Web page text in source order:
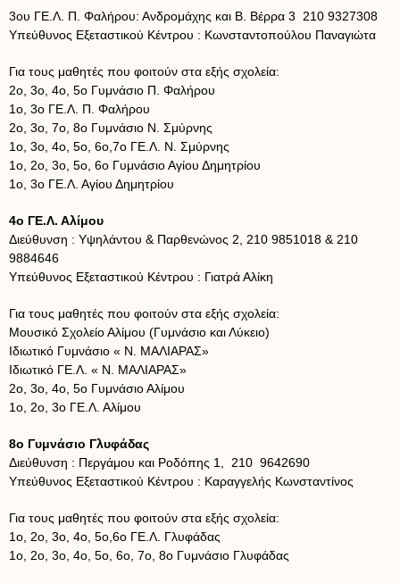
3ου ΓΕ.Λ. Π. Φαλήρου: Ανδρομάχης και Β. Βέρρα 3 210 9327308
Υπεύθυνος Εξεταστικού Κέντρου : Κωνσταντοπούλου Παναγιώτα
Για τους μαθητές που φοιτούν στα εξής σχολεία:
2ο, 3ο, 4ο, 5ο Γυμνάσιο Π. Φαλήρου
1ο, 3ο ΓΕ.Λ. Π. Φαλήρου
2ο, 3ο, 7ο, 8ο Γυμνάσιο Ν. Σμύρνης
1ο, 3ο, 4ο, 5ο, 6ο,7ο ΓΕ.Λ. Ν. Σμύρνης
1ο, 2ο, 3ο, 5ο, 6ο Γυμνάσιο Αγίου Δημητρίου
1ο, 3ο ΓΕ.Λ. Αγίου Δημητρίου
4ο ΓΕ.Λ. Αλίμου
Διεύθυνση : Υψηλάντου & Παρθενώνος 2, 210 9851018 & 210
9884646
Υπεύθυνος Εξεταστικού Κέντρου : Γιατρά Αλίκη
Για τους μαθητές που φοιτούν στα εξής σχολεία:
Μουσικό Σχολείο Αλίμου (Γυμνάσιο και Λύκειο)
Ιδιωτικό Γυμνάσιο « Ν. ΜΑΛΙΑΡΑΣ»
Ιδιωτικό ΓΕ.Λ. « Ν. ΜΑΛΙΑΡΑΣ»
2ο, 3ο, 4ο, 5ο Γυμνάσιο Αλίμου
1ο, 2ο, 3ο ΓΕ.Λ. Αλίμου
8ο Γυμνάσιο Γλυφάδας
Διεύθυνση : Περγάμου και Ροδόπης 1, 210 9642690
Υπεύθυνος Εξεταστικού Κέντρου : Καραγγελής Κωνσταντίνος
Για τους μαθητές που φοιτούν στα εξής σχολεία:
1ο, 2ο, 3ο, 4ο, 5ο,6ο ΓΕ.Λ. Γλυφάδας
1ο, 2ο, 3ο, 4ο, 5ο, 6ο, 7ο, 8ο Γυμνάσιο Γλυφάδας